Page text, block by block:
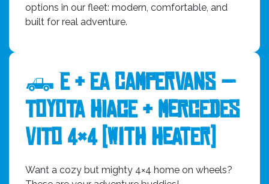
options in our fleet: modern, comfortable, and
built for real adventure.
🛻 E & EA Campervans —
Toyota HiAce & Mercedes
Vito 4×4 (with Heater)
Want a cozy but mighty 4×4 home on wheels?